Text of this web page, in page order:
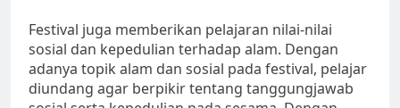
Festival juga memberikan pelajaran nilai-nilai
sosial dan kepedulian terhadap alam. Dengan
adanya topik alam dan sosial pada festival, pelajar
diundang agar berpikir tentang tanggungjawab